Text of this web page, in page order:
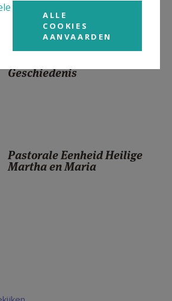
Geschiedenis
Pastorale Eenheid Heilige
Martha en Maria
ALLE
COOKIES
AANVAARDEN